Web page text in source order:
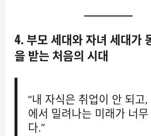
4. 부모 세대와 자녀 세대가
을 받는 처음의 시대
“내 자식은 취업이 안 되고
에서 밀려나는 미래가 너무
다.”